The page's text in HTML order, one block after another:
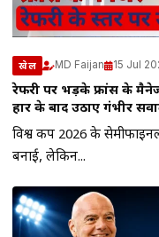
खेल MD Faijan 15 Jul
रेफरी पर भड़के फ्रांस के
हार के बाद उठाए गंभीर
विश्व कप 2026 के
बनाई, लेकिन...